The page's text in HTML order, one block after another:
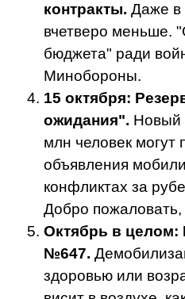
контракты. Даже в
вчетверо меньше.
бюджета" ради
Минобороны.
15 октября:
ожидания". Новый
млн человек могут
объявления
конфликтах за
Добро пожаловать,
Октябрь в целом:
№647.
здоровью или